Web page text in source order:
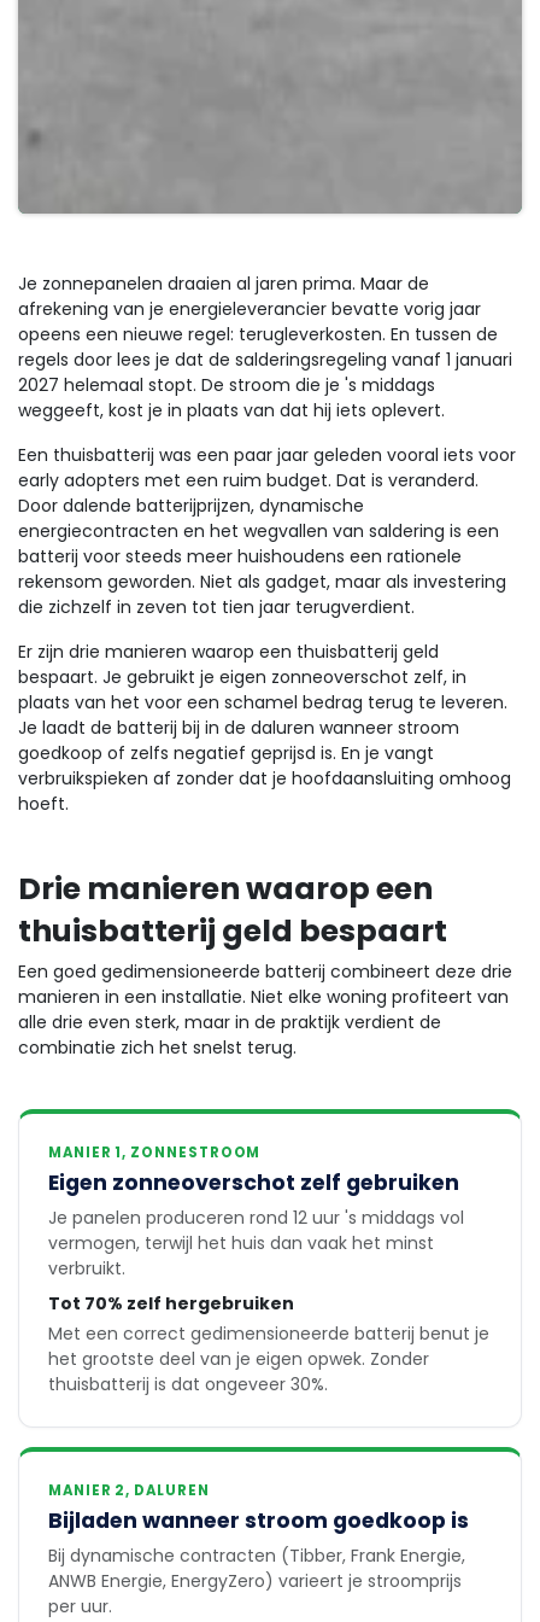
Je zonnepanelen draaien al jaren prima. Maar de
afrekening van je energieleverancier bevatte vorig jaar
opeens een nieuwe regel: terugleverkosten. En tussen de
regels door lees je dat de salderingsregeling vanaf 1 januari
2027 helemaal stopt. De stroom die je 's middags
weggeeft, kost je in plaats van dat hij iets oplevert.
Een thuisbatterij was een paar jaar geleden vooral iets voor
early adopters met een ruim budget. Dat is veranderd.
Door dalende batterijprijzen, dynamische
energiecontracten en het wegvallen van saldering is een
batterij voor steeds meer huishoudens een rationele
rekensom geworden. Niet als gadget, maar als investering
die zichzelf in zeven tot tien jaar terugverdient.
Er zijn drie manieren waarop een thuisbatterij geld
bespaart. Je gebruikt je eigen zonneoverschot zelf, in
plaats van het voor een schamel bedrag terug te leveren.
Je laadt de batterij bij in de daluren wanneer stroom
goedkoop of zelfs negatief geprijsd is. En je vangt
verbruikspieken af zonder dat je hoofdaansluiting omhoog
hoeft.
Drie manieren waarop een
thuisbatterij geld bespaart
Een goed gedimensioneerde batterij combineert deze drie
manieren in een installatie. Niet elke woning profiteert van
alle drie even sterk, maar in de praktijk verdient de
combinatie zich het snelst terug.
MANIER 1, ZONNESTROOM
Eigen zonneoverschot zelf gebruiken
Je panelen produceren rond 12 uur 's middags vol
vermogen, terwijl het huis dan vaak het minst
verbruikt.
Tot 70% zelf hergebruiken
Met een correct gedimensioneerde batterij benut je
het grootste deel van je eigen opwek. Zonder
thuisbatterij is dat ongeveer 30%.
MANIER 2, DALUREN
Bijladen wanneer stroom goedkoop is
Bij dynamische contracten (Tibber, Frank Energie,
ANWB Energie, EnergyZero) varieert je stroomprijs
per uur.